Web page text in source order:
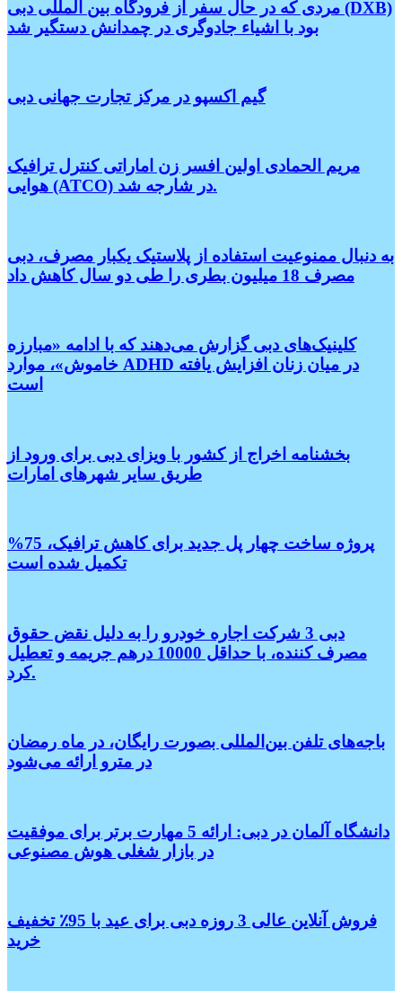
مردی که در حال سفر از فرودگاه بین المللی دبی (DXB)
بود با اشیاء جادوگری در چمدانش دستگیر شد
گیم اکسپو در مرکز تجارت جهانی دبی
مریم الحمادی اولین افسر زن اماراتی کنترل ترافیک
هوایی (ATCO) در شارجه شد.
به دنبال ممنوعیت استفاده از پلاستیک یکبار مصرف، دبی
مصرف 18 میلیون بطری را طی دو سال کاهش داد
کلینیک‌های دبی گزارش می‌دهند که با ادامه «مبارزه
خاموش»، موارد ADHD در میان زنان افزایش یافته
است
بخشنامه اخراج از کشور با ویزای دبی برای ورود از
طریق سایر شهر‌های امارات
پروژه ساخت چهار پل جدید برای کاهش ترافیک، 75%
تکمیل شده است
دبی 3 شرکت اجاره خودرو را به دلیل نقض حقوق
مصرف کننده، با حداقل 10000 درهم جریمه و تعطیل
کرد.
باجه‌های تلفن بین‌المللی بصورت رایگان، در ماه رمضان
در مترو ارائه می‌شود
دانشگاه آلمان در دبی: ارائه 5 مهارت برتر برای موفقیت
در بازار شغلی هوش مصنوعی
فروش آنلاین عالی 3 روزه دبی برای عید با 95٪ تخفیف
خرید